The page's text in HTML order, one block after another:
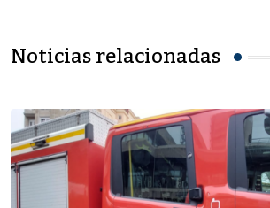
Noticias relacionadas